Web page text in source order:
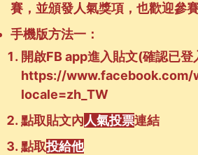
賽，並頒發人氣獎項，也歡迎參
手機版方法一：
開啟FB app進入貼文(確認已登
https://www.facebook.com/
locale=zh_TW
點取貼文內人氣投票連結
點取投給他